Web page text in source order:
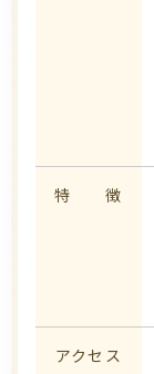
特 徴
アクセス